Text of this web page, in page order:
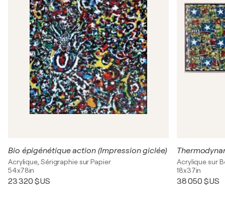
Bio épigénétique action (Impression giclée)
Acrylique, Sérigraphie sur Papier
54x78in
23 320 $US
Acrylique sur
18x37in
38 050 $US